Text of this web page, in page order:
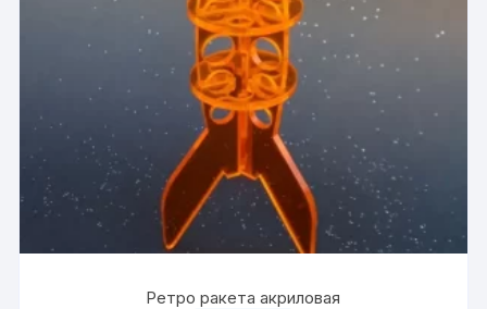
Ретро ракета акриловая